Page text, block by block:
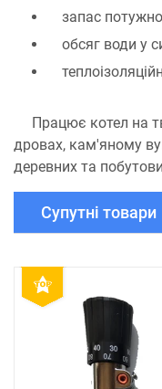
запас
обсяг води у
Працює котел на
дровах, кам'яному
деревних та
Супутні товари